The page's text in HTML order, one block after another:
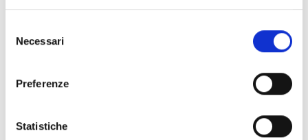
delNecessari
Preferenze
Statistiche
Per
Donna